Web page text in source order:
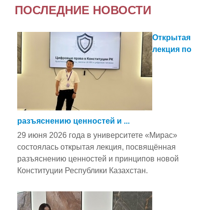
ПОСЛЕДНИЕ НОВОСТИ
Открытая
лекция по
разъяснению ценностей и ...
29 июня 2026 года в университете «Мирас»
состоялась открытая лекция, посвящённая
разъяснению ценностей и принципов новой
Конституции Республики Казахстан.